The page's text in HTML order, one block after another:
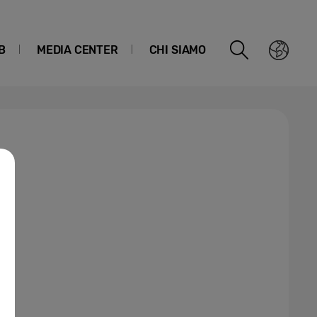
MEDIA CENTER CHI SIAMO